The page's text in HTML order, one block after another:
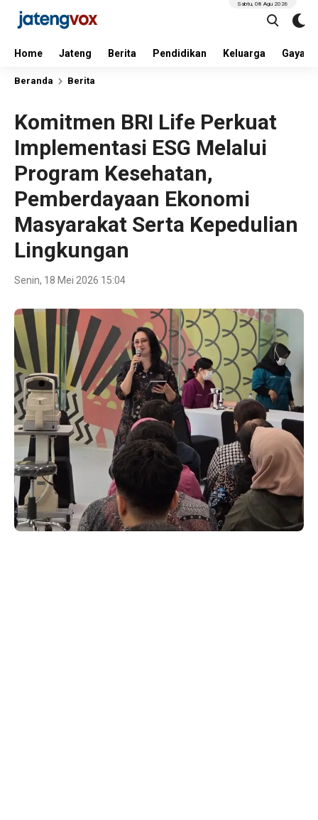
Home Jateng Berita Pendidikan Keluarga Gaya
Sabtu, 08 Agu 2026
Beranda Berita
Komitmen BRI Life Perkuat
Implementasi ESG Melalui
Program Kesehatan,
Pemberdayaan Ekonomi
Masyarakat Serta Kepedulian
Lingkungan
Senin, 18 Mei 2026 15:04